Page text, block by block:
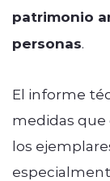
patrimonio
personas.
El informe
medidas
los